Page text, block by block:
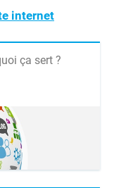
internet
ça sert ?